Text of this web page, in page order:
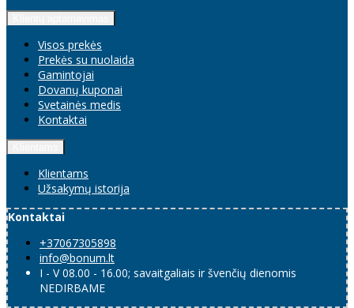
Visos prekės
Prekės su nuolaida
Gamintojai
Dovanų kuponai
Svetainės medis
Kontaktai
Klientams
Užsakymų istorija
Kontaktai
+37067305898
info@bonum.lt
I - V 08.00 - 16.00; savaitgaliais ir švenčių dienomis
NEDIRBAME